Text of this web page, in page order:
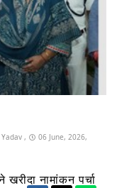
, 06 June, 2026,
नामांकन पर्चा